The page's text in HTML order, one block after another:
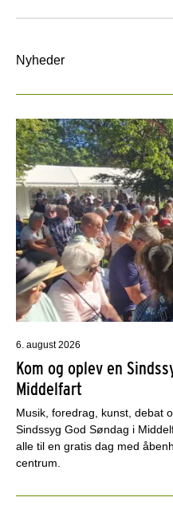
Nyheder
6. august 2026
Kom og oplev en
Middelfart
Musik, foredrag, kunst, debat
Sindssyg God Søndag i
alle til en gratis dag med
centrum.